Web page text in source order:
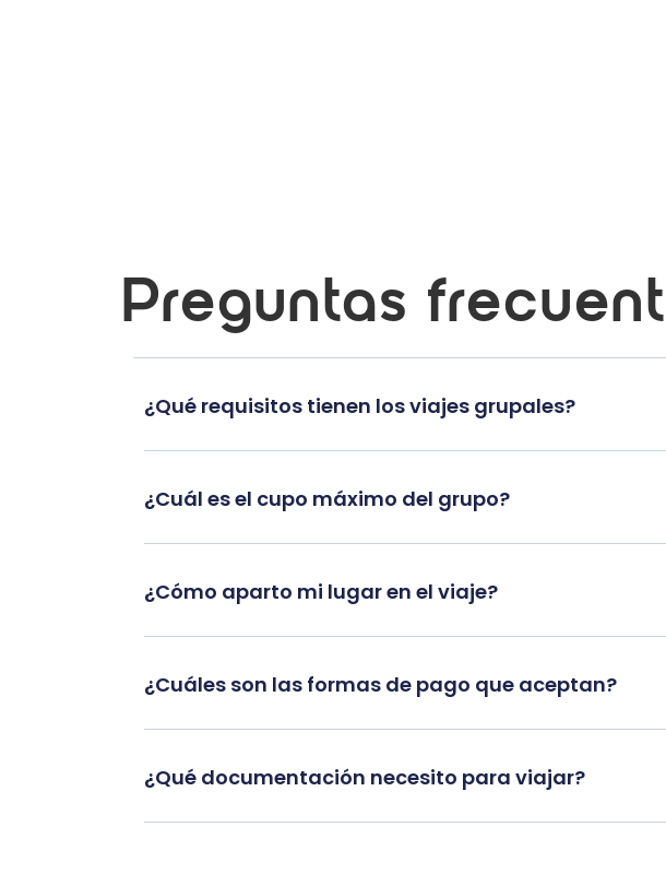
Preguntas
¿Qué requisitos tienen los viajes grupales?
¿Cuál es el cupo máximo del grupo?
¿Cómo aparto mi lugar en el viaje?
¿Cuáles son las formas de pago que aceptan?
¿Qué documentación necesito para viajar?